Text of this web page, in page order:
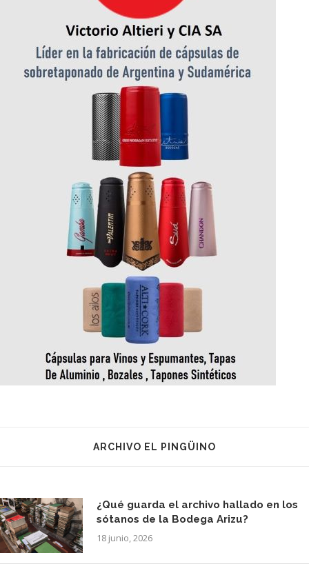
ARCHIVO EL PINGÜINO
¿Qué guarda el archivo hallado en los
sótanos de la Bodega Arizu?
18 junio, 2026